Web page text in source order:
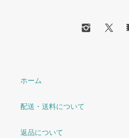
ホーム
配送・送料について
返品について